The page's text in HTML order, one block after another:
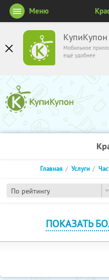
КупиКупон
Мобильное
ещё удобнее
Меню
По рейтингу
Главная Услуги
ПОКАЗАТЬ